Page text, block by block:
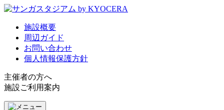
施設概要
周辺ガイド
お問い合わせ
個人情報保護方針
主催者の方へ
施設ご利用案内